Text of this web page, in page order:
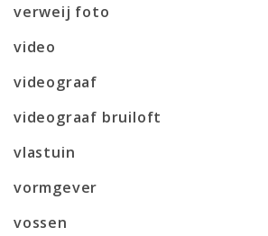
verweij foto
video
videograaf
videograaf bruiloft
vlastuin
vormgever
vossen